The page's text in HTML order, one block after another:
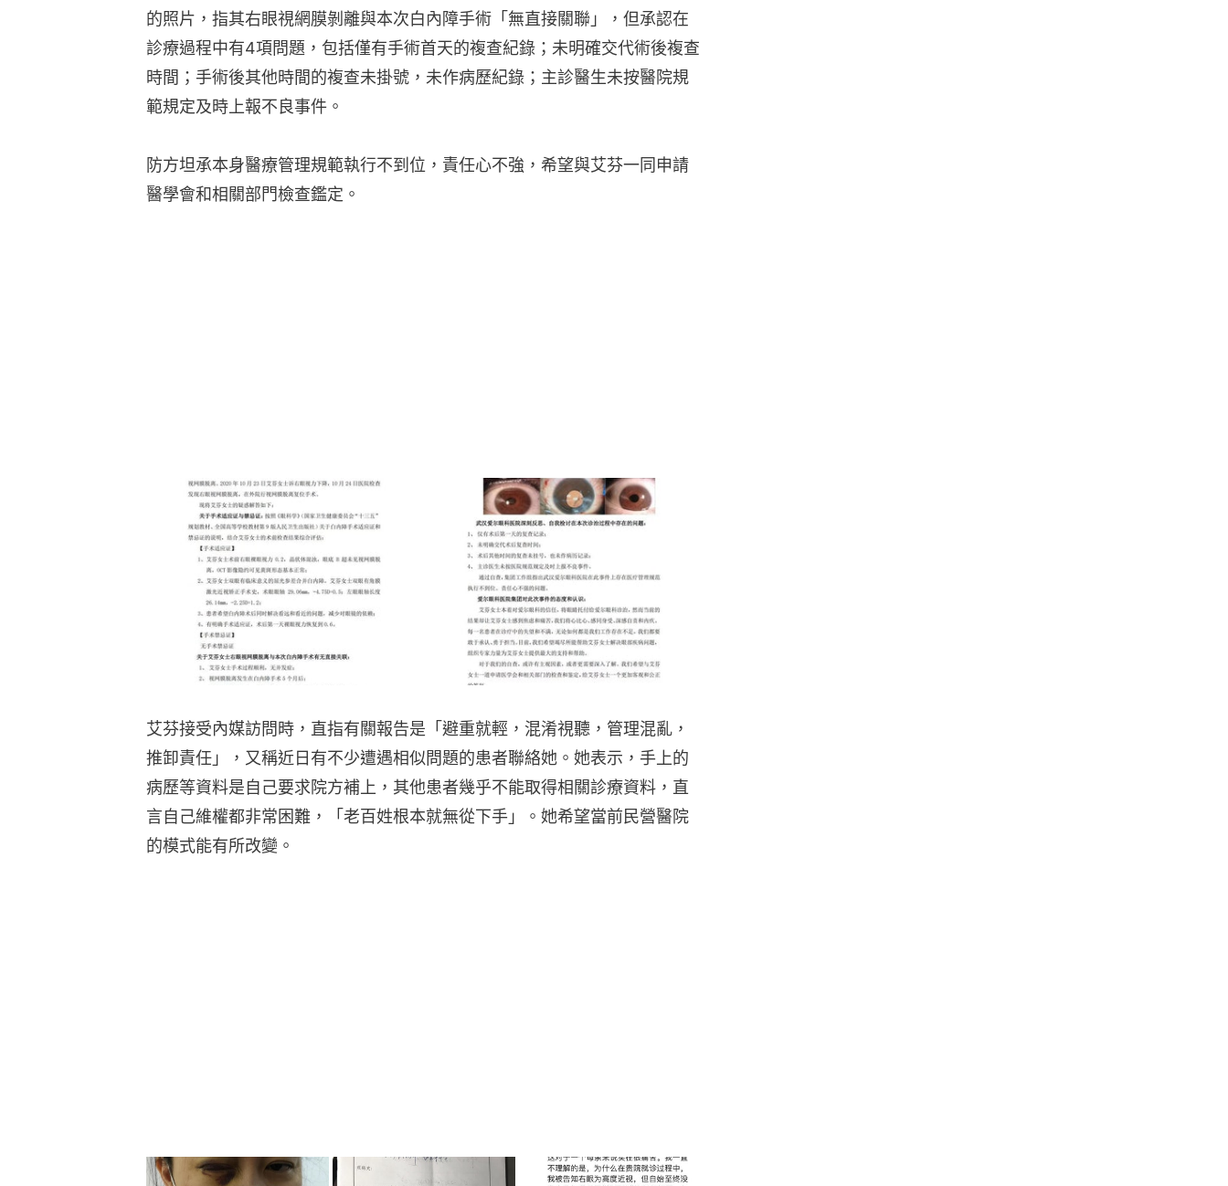
的照片，指其右眼視網膜剝離與本次白內障手術「無直接關聯」，但承認在
診療過程中有4項問題，包括僅有手術首天的複查紀錄；未明確交代術後複查
時間；手術後其他時間的複查未掛號，未作病歷紀錄；主診醫生未按醫院規
範規定及時上報不良事件。
防方坦承本身醫療管理規範執行不到位，責任心不強，希望與艾芬一同申請
醫學會和相關部門檢查鑑定。
艾芬接受內媒訪問時，直指有關報告是「避重就輕，混淆視聽，管理混亂，
推卸責任」，又稱近日有不少遭遇相似問題的患者聯絡她。她表示，手上的
病歷等資料是自己要求院方補上，其他患者幾乎不能取得相關診療資料，直
言自己維權都非常困難，「老百姓根本就無從下手」。她希望當前民營醫院
的模式能有所改變。